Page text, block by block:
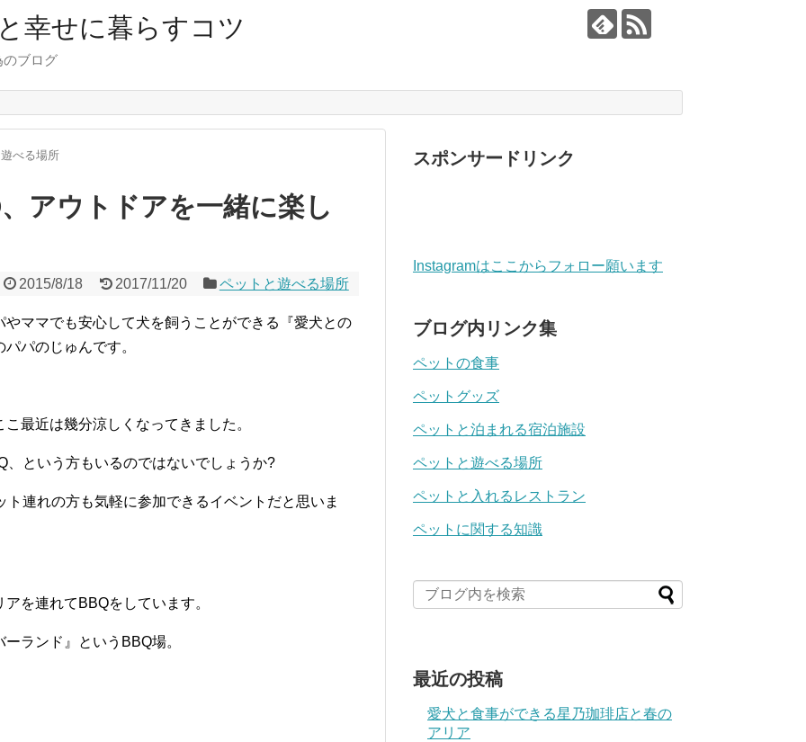
幸せに暮らすコツ
のブログ
べる場所
アウトドアを一緒に楽し
2015/8/18 2017/11/20 ペットと遊べる場所
ママでも安心して犬を飼うことができる『愛犬との
パのじゅんです。
最近は幾分涼しくなってきました。
という方もいるのではないでしょうか?
連れの方も気軽に参加できるイベントだと思いま
を連れてBBQをしています。
ランド』というBBQ場。
スポンサードリンク
Instagramはここからフォロー願います
ブログ内リンク集
ペットの食事
ペットグッズ
ペットと泊まれる宿泊施設
ペットと遊べる場所
ペットと入れるレストラン
ペットに関する知識
最近の投稿
愛犬と食事ができる星乃珈琲店と春の
アリア